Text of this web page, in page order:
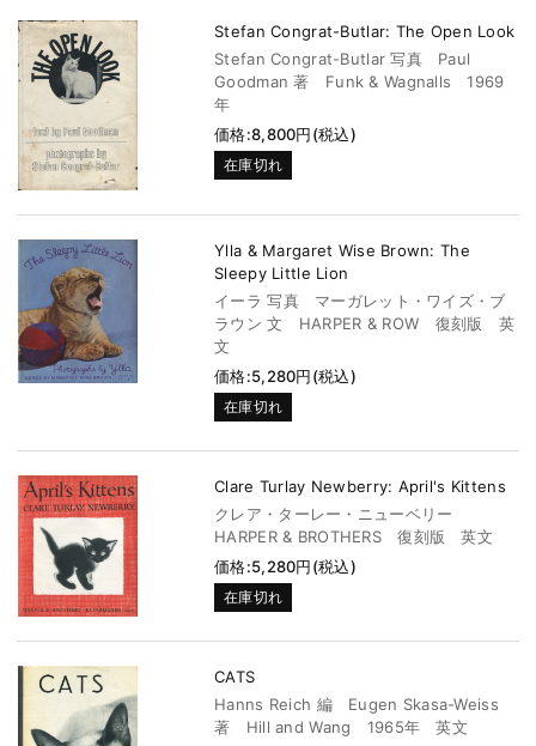
Stefan Congrat-Butlar: The Open Look
Stefan Congrat-Butlar 写真 Paul
Goodman 著 Funk & Wagnalls 1969
年
価格:8,800円(税込)
在庫切れ
Ylla & Margaret Wise Brown: The
Sleepy Little Lion
イーラ 写真 マーガレット・ワイズ・ブ
ラウン 文 HARPER & ROW 復刻版 英
文
価格:5,280円(税込)
在庫切れ
Clare Turlay Newberry: April's Kittens
クレア・ターレー・ニューベリー
HARPER & BROTHERS 復刻版 英文
価格:5,280円(税込)
在庫切れ
CATS
Hanns Reich 編 Eugen Skasa-Weiss
著 Hill and Wang 1965年 英文